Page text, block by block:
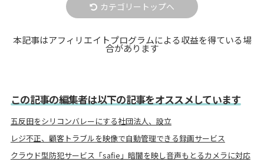
カテゴリートップへ
本記事はアフィリエイトプログラムによる収益を得ている場
合があります
この記事の編集者は以下の記事をオススメしています
五反田をシリコンバレーにする社団法人、設立
レジ不正、顧客トラブルを映像で自動管理できる録画サービス
クラウド型防犯サービス「safie」暗闇を映し音声もとるカメラに対応